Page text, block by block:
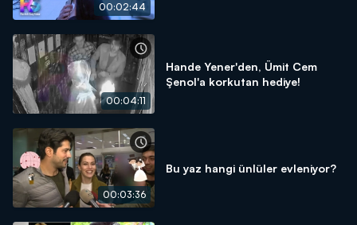
00:02:44
00:04:11
Hande Yener'den, Ümit Cem
Şenol'a korkutan hediye!
00:03:36
Bu yaz hangi ünlüler evleniyor?